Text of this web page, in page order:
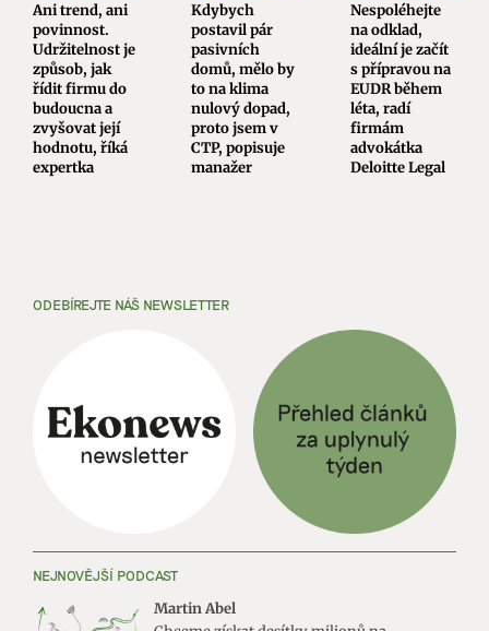
Ani trend, ani
povinnost.
Udržitelnost je
způsob, jak
řídit firmu do
budoucna a
zvyšovat její
hodnotu, říká
expertka
Kdybych
postavil pár
pasivních
domů, mělo by
to na klima
nulový dopad,
proto jsem v
CTP, popisuje
manažer
Nespoléhejte
na odklad,
ideální je začít
s přípravou na
EUDR během
léta, radí
firmám
advokátka
Deloitte Legal
ODEBÍREJTE NÁŠ NEWSLETTER
NEJNOVĚJŠÍ PODCAST
Martin Abel